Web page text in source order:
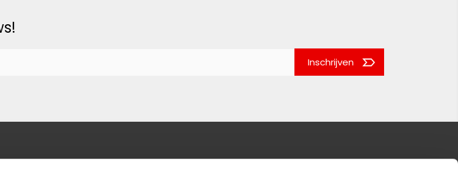
Inschrijven